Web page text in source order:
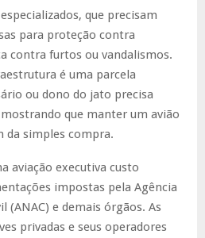
que precisam
para proteção contra
contra furtos ou vandalismos.
é uma parcela
ou dono do jato precisa
que manter um avião
da simples compra.
aviação executiva custo
impostas pela Agência
(ANAC) e demais órgãos. As
privadas e seus operadores